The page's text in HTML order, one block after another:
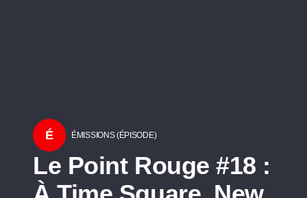
É ÉMISSIONS (ÉPISODE)
Le Point Rouge #18 :